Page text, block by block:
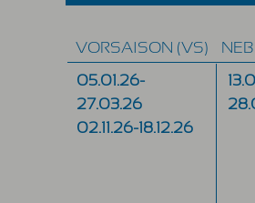
VORSAISON (VS)
05.01.26-
27.03.26
02.11.26-18.12.26